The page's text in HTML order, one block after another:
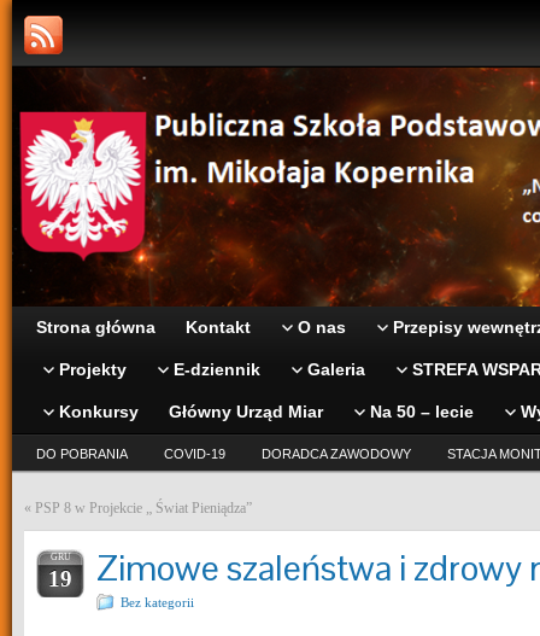
Strona główna Kontakt O nas Przepisy
Projekty E-dziennik Galeria STREFA
Konkursy Główny Urząd Miar Na 50 – lecie
DO POBRANIA COVID-19 DORADCA ZAWODOWY STACJA
« PSP 8 w Projekcie „ Świat Pieniądza”
GRU
19 Zimowe szaleństwa i zdrowy
Bez kategorii